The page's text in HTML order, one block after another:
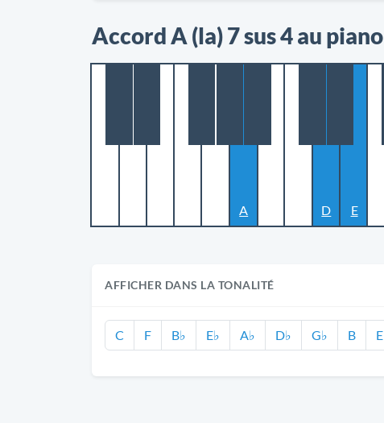
Accord A (la) 7 sus 4 au piano
A D E
AFFICHER DANS LA TONALITÉ
C F B♭ E♭ A♭ D♭ G♭ B E